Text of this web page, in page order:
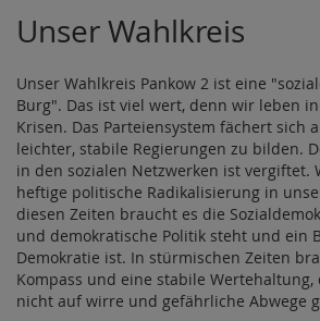
Unser Wahlkreis
Unser Wahlkreis Pankow 2 ist eine
Burg". Das ist viel wert, denn wir leben
Krisen. Das Parteiensystem fächert sich
leichter, stabile Regierungen zu bilden.
in den sozialen Netzwerken ist vergiftet.
heftige politische Radikalisierung in
diesen Zeiten braucht es die
und demokratische Politik steht und ein
Demokratie ist. In stürmischen Zeiten
Kompass und eine stabile
nicht auf wirre und gefährliche Abwege